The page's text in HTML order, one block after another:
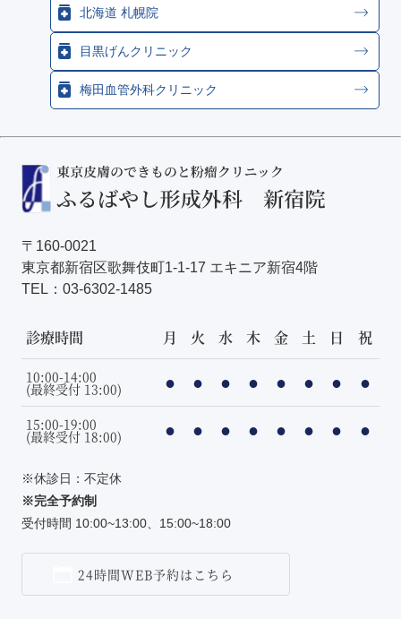
北海道 札幌院
目黒げんクリニック
梅田血管外科クリニック
〒160-0021
東京都新宿区歌舞伎町1-1-17 エキニア新宿4階
TEL： 03-6302-1485
診療時間 月 火 水 木 金 土 日 祝
10:00-14:00
(最終受付 13:00) ● ● ● ● ● ● ● ●
15:00-19:00
(最終受付 18:00) ● ● ● ● ● ● ● ●
※休診日：不定休
※完全予約制
受付時間 10:00~13:00、15:00~18:00
24時間WEB予約はこちら